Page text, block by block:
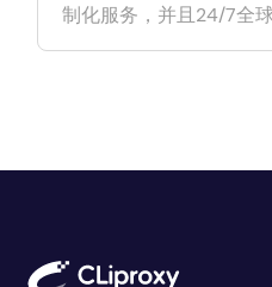
制化服务，并且24/7全球